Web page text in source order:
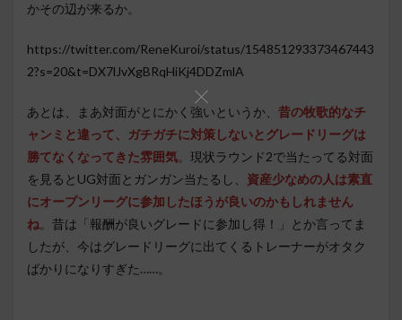
かその辺が来るか。
https://twitter.com/ReneKuroi/status/154851293373467443
2?s=20&t=DX7lJvXgBRqHiKj4DDZmlA
あとは、まあ対面がとにかく強いというか、 昔の牧歌的なチ
ャンミと違って、ガチガチに対策しないとグレードリーグは
勝てなくなってきた雰囲気。現状ラウンド2で当たってる対面
を見るとUG対面とガンガン当たるし、 資産少なめの人は素直
にオープンリーグに参加したほうが良いのかもしれません
ね。昔は「報酬が良いグレードに参加し得！」とか言ってま
したが、今はグレードリーグに出てくるトレーナーがオタク
ばかりになりすぎた……。